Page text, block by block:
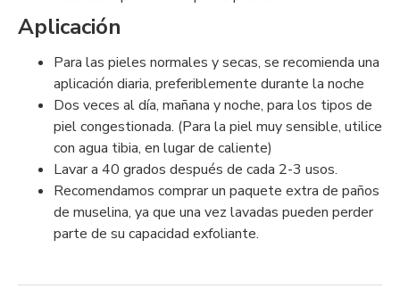
Aplicación
Para las pieles normales y secas, se recomienda una
aplicación diaria, preferiblemente durante la noche
Dos veces al día, mañana y noche, para los tipos de
piel congestionada. (Para la piel muy sensible, utilice
con agua tibia, en lugar de caliente)
Lavar a 40 grados después de cada 2-3 usos.
Recomendamos comprar un paquete extra de paños
de muselina, ya que una vez lavadas pueden perder
parte de su capacidad exfoliante.